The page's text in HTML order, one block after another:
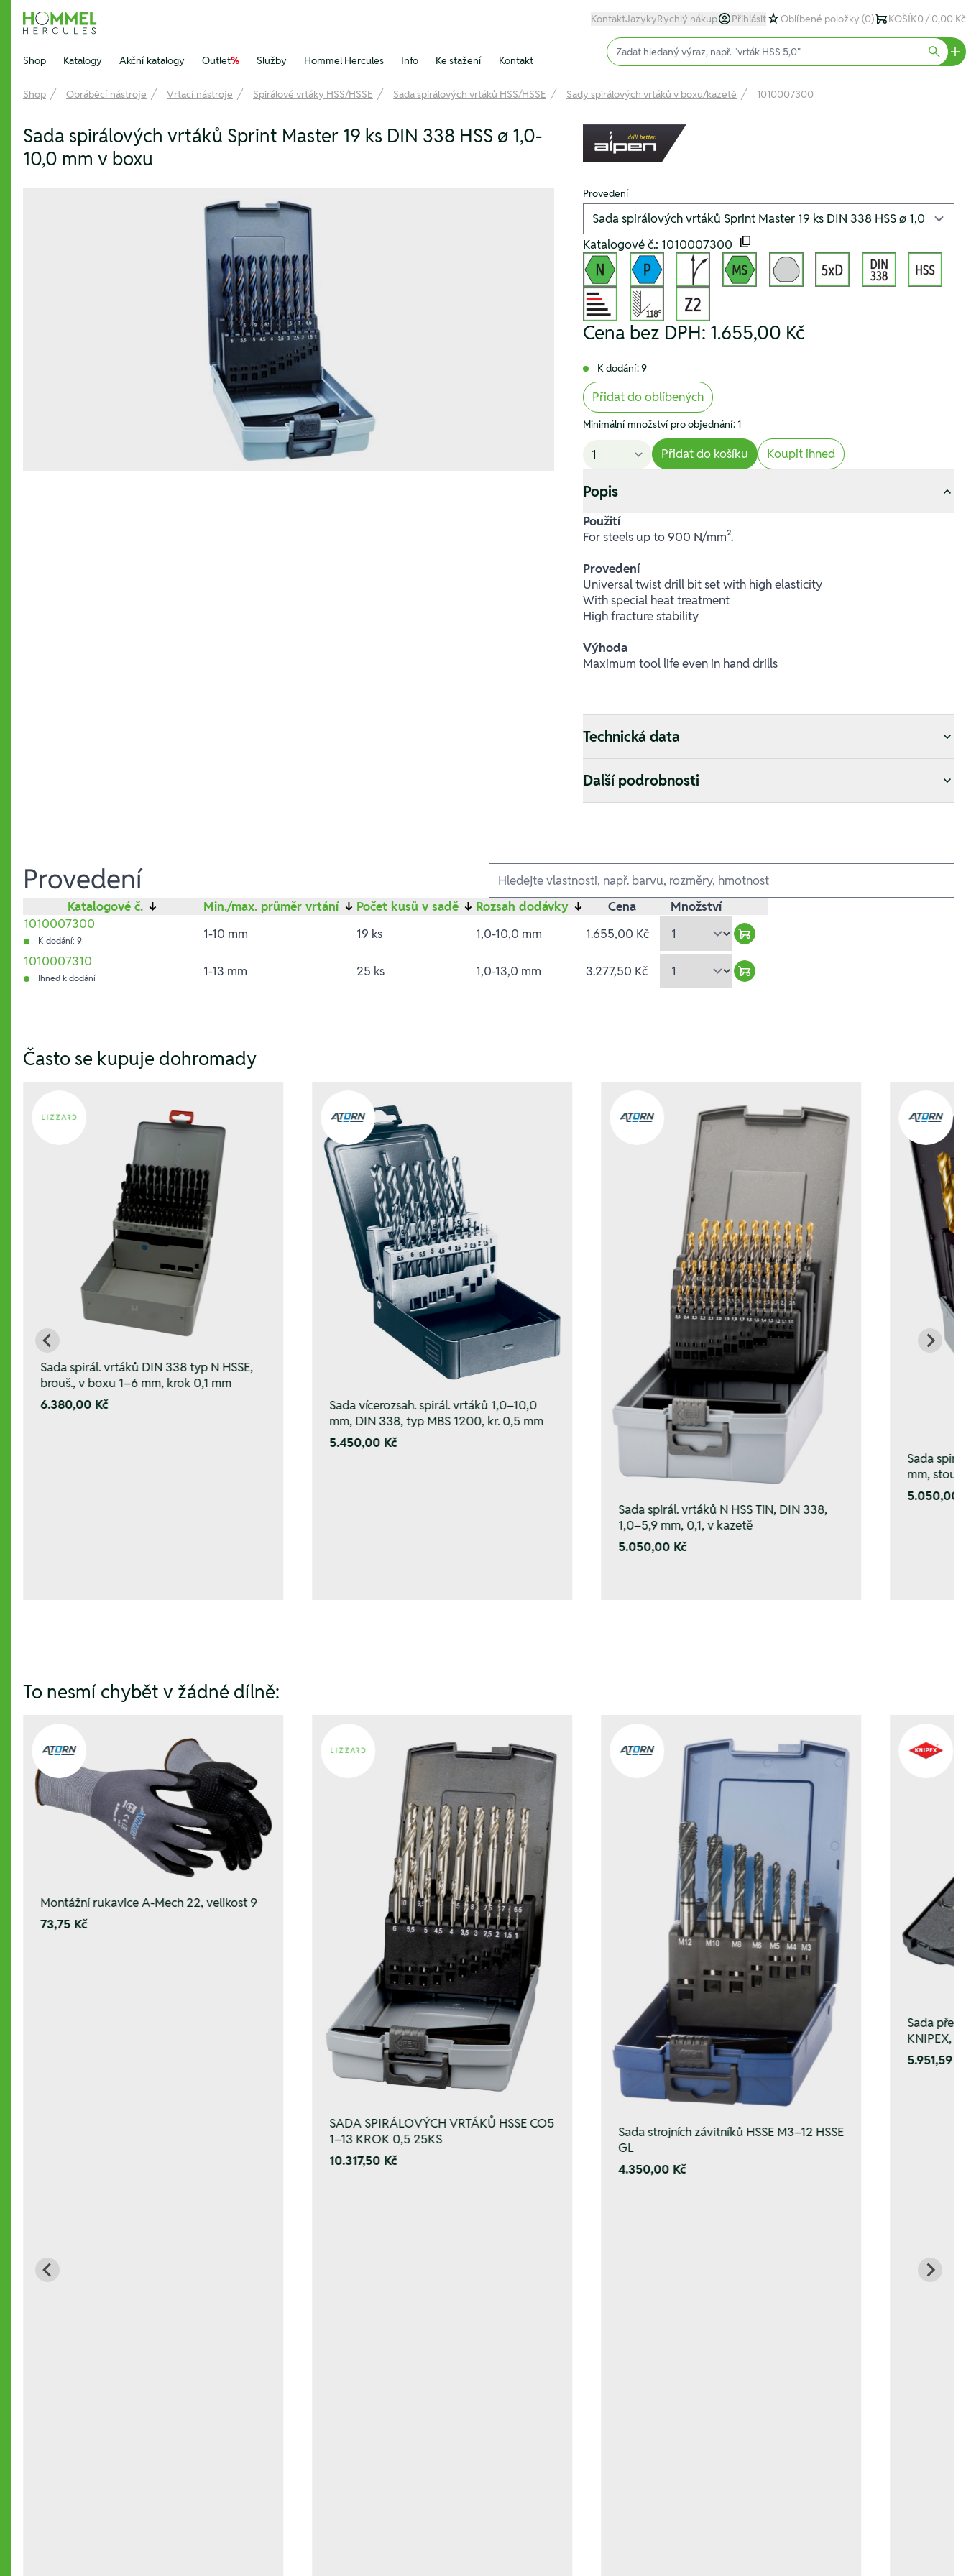
Hommel Hercules
KontaktJazykyRychlý nákup Přihlásit Oblíbené položky (0) KOŠÍK0 / 0,00 Kč
Shop Katalogy Akční katalogy Outlet% Služby Hommel Hercules Info Ke stažení Kontakt
Input (text)
Shop Obráběcí nástroje Vrtací nástroje Spirálové vrtáky HSS/HSSE Sada spirálových vrtáků HSS/HSSE Sady spirálových vrtáků v boxu/kazetě 1010007300
Sada spirálových vrtáků Sprint Master 19 ks DIN 338 HSS ø 1,0-
10,0 mm v boxu
Provedení
Katalogové č.: 1010007300
Cena bez DPH: 1.655,00 Kč
K dodání: 9
Přidat do oblíbených
Minimální množství pro objednání: 1
Přidat do košíku Koupit ihned
Popis
Použití
For steels up to 900 N/mm².
Provedení
Universal twist drill bit set with high elasticity
With special heat treatment
High fracture stability
Výhoda
Maximum tool life even in hand drills
Technická data
Další podrobnosti
Provedení Ausführungen
Katalogové č. ↓ Min./max. průměr vrtání ↓ Počet kusů v sadě ↓ Rozsah dodávky ↓ Cena
Množství
1010007300
K dodání: 9 1-10 mm 19 ks 1,0-10,0 mm 1.655,00 Kč
Warenkorb hinzufügen
1010007310
Ihned k dodání 1-13 mm 25 ks 1,0-13,0 mm 3.277,50 Kč
Warenkorb hinzufügen
Často se kupuje dohromady
Sada spirál. vrtáků DIN 338 typ N HSSE,
brouš., v boxu 1–6 mm, krok 0,1 mm
6.380,00 Kč
Sada vícerozsah. spirál. vrtáků 1,0–10,0
mm, DIN 338, typ MBS 1200, kr. 0,5 mm
5.450,00 Kč
Sada spirál. vrtáků N HSS TiN, DIN 338,
1,0–5,9 mm, 0,1, v kazetě
5.050,00 Kč
Sada
mm,
5.050,00
To nesmí chybět v žádné dílně:
Montážní rukavice A-Mech 22, velikost 9
73,75 Kč
SADA SPIRÁLOVÝCH VRTÁKŮ HSSE CO5
1–13 KROK 0,5 25KS
10.317,50 Kč
Sada strojních závitníků HSSE M3–12 HSSE
GL
4.350,00 Kč
Sada
KNIPEX,
5.951,59